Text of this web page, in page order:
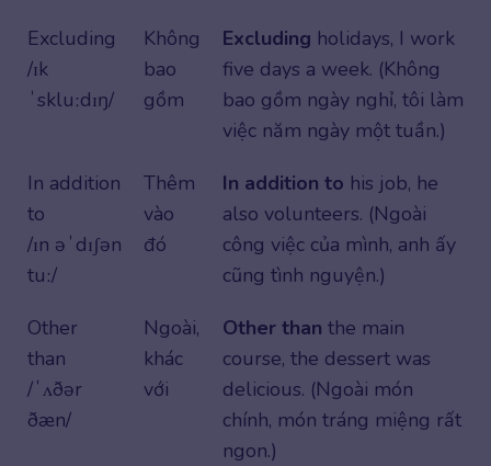
Excluding
/ɪk
ˈskluːdɪŋ/
Không
bao
gồm
Excluding holidays, I work
five days a week. (Không
bao gồm ngày nghỉ, tôi làm
việc năm ngày một tuần.)
In addition
to
/ɪn əˈdɪʃən
tuː/
Thêm
vào
đó
In addition to his job, he
also volunteers. (Ngoài
công việc của mình, anh ấy
cũng tình nguyện.)
Other
than
/ˈʌðər
ðæn/
Ngoài,
khác
với
Other than the main
course, the dessert was
delicious. (Ngoài món
chính, món tráng miệng rất
ngon.)